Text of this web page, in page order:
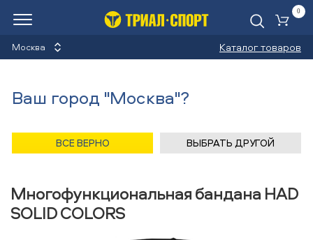
Москва Каталог товаров
0
банданы
Назад/Главная/Каталог/Сноуборды/Аксессуары/
Многофункциональные банданы
Многофункциональная бандана HAD
SOLID COLORS
Ваш город "Москва"?
ВСЕ ВЕРНО ВЫБРАТЬ ДРУГОЙ